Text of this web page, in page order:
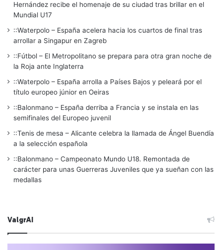
Hernández recibe el homenaje de su ciudad tras brillar en el
Mundial U17
::Waterpolo – España acelera hacia los cuartos de final tras
arrollar a Singapur en Zagreb
::Fútbol – El Metropolitano se prepara para otra gran noche de
la Roja ante Inglaterra
::Waterpolo – España arrolla a Países Bajos y peleará por el
título europeo júnior en Oeiras
::Balonmano – España derriba a Francia y se instala en las
semifinales del Europeo juvenil
::Tenis de mesa – Alicante celebra la llamada de Ángel Buendía
a la selección española
::Balonmano – Campeonato Mundo U18. Remontada de
carácter para unas Guerreras Juveniles que ya sueñan con las
medallas
ValgrAI